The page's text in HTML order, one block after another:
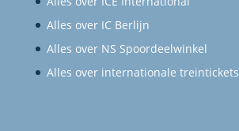
Alles over IC Berlijn
Alles over NS Spoordeelwinkel
Alles over internationale treintickets